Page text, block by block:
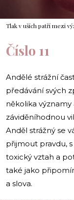
Tlak v uších patří mezi
Číslo 11
Andělé strážní
předávání svých
několika
záviděníhodnou
Anděl strážný se
přijmout pravdu,
toxický vztah a
také jako
a slova.